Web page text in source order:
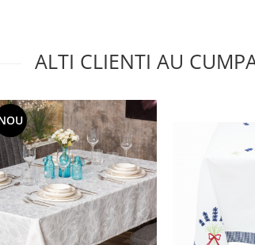
ALTI CLIENTI AU